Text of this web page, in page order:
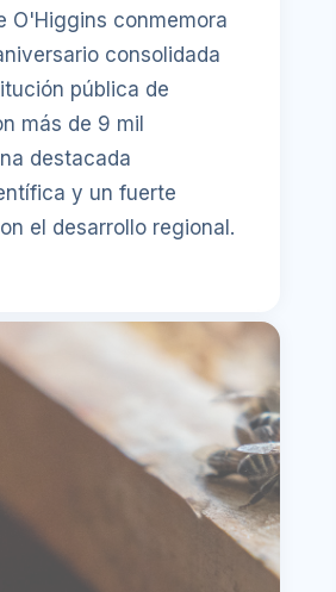
O'Higgins conmemora
consolidada
pública de
más de 9 mil
destacada
y un fuerte
el desarrollo regional.